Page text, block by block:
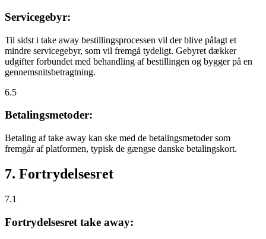
Servicegebyr:
Til sidst i take away bestillingsprocessen vil der blive pålagt et
mindre servicegebyr, som vil fremgå tydeligt. Gebyret dækker
udgifter forbundet med behandling af bestillingen og bygger på en
gennemsnitsbetragtning.
6.5
Betalingsmetoder:
Betaling af take away kan ske med de betalingsmetoder som
fremgår af platformen, typisk de gængse danske betalingskort.
7. Fortrydelsesret
7.1
Fortrydelsesret take away: